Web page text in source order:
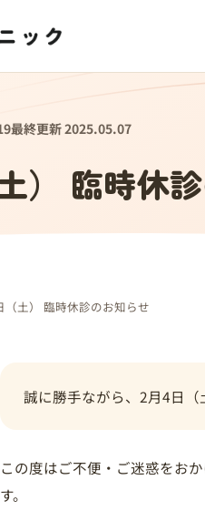
最終更新 2025.05.07
） 臨時休
（土） 臨時休診のお知らせ
誠に勝手ながら、2月4日（
この度はご不便・ご迷惑をお
す。